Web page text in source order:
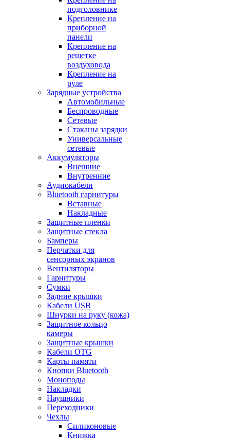
подголовнике
Крепление на
приборной
панели
Крепление на
решетке
воздуховода
Крепление на
руле
Зарядные устройства
Автомобильные
Беспроводные
Сетевые
Стаканы зарядки
Универсальные
сетевые
Аккумуляторы
Внешние
Внутренние
Аудиокабели
Bluetooth гарнитуры
Вставные
Накладные
Защитные пленки
Защитные стекла
Бамперы
Перчатки для
сенсорных экранов
Вентиляторы
Гарнитуры
Сумки
Задние крышки
Кабели USB
Шнурки на руку (кожа)
Защитное кольцо
камеры
Защитные крышки
Кабели OTG
Карты памяти
Кнопки Bluetooth
Моноподы
Накладки
Наушники
Переходники
Чехлы
Силиконовые
Книжка